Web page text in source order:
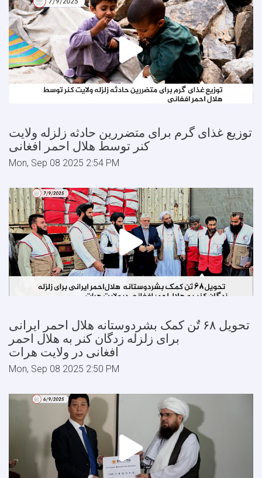
توزیع غذای گرم برای متضررین حادثه زلزله ولایت
کنر توسط هلال احمر افغانی
Mon, Sep 08 2025 2:54 PM
تحویل ۶۸ تٌن کمک بشردوستانه هلال احمر ایرانی
برای زلزله زدگان کنر به هلال احمر
افغانی در ولایت هرات
Mon, Sep 08 2025 2:50 PM